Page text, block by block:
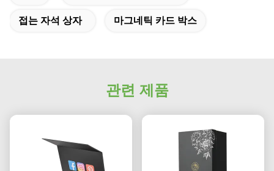
접는 자석 상자 마그네틱 카드 박스
관련 제품